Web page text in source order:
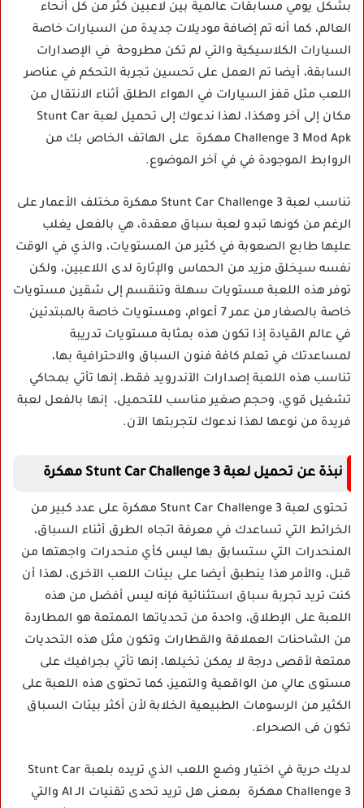
بشكل يومي مسابقات عالمية بين لاعبين كثر من كل أنحاء
العالم، كما أنه تم إضافة موديلات جديدة من السيارات خاصة
السيارات الكلاسيكية والتي لم تكن مطروحة في الإصدارات
السابقة، أيضا تم العمل على تحسين تجربة التحكم في عناصر
اللعب مثل قفز السيارات في الهواء الطلق أثناء الانتقال من
مكان إلى آخر وهكذا، لهذا ندعوك إلى تحميل لعبة Stunt Car
Challenge 3 Mod Apk مهكرة على الهاتف الخاص بك من
الروابط الموجودة في في آخر الموضوع.
تناسب لعبة Stunt Car Challenge 3 مهكرة مختلف الأعمار على
الرغم من كونها تبدو لعبة سباق معقدة، هي بالفعل يغلب
عليها طابع الصعوبة في كثير من المستويات، والذي في الوقت
نفسه سيخلق مزيد من الحماس والإثارة لدى اللاعبين، ولكن
توفر هذه اللعبة مستويات سهلة وتنقسم إلى شقين مستويات
خاصة بالصغار من عمر 7 أعوام، ومستويات خاصة بالمبتدئين
في عالم القيادة إذا تكون هذه بمثابة مستويات تدريبة
لمساعدتك في تعلم كافة فنون السباق والاحترافية بها،
تناسب هذه اللعبة إصدارات الآندرويد فقط، إنها تأتي بمحاكي
تشغيل قوي، وحجم صغير مناسب للتحميل، إنها بالفعل لعبة
فريدة من نوعها لهذا ندعوك لتجربتها الآن.
نبذة عن تحميل لعبة Stunt Car Challenge 3 مهكرة
تحتوى لعبة Stunt Car Challenge 3 مهكرة على عدد كبير من
الخرائط التي تساعدك في معرفة اتجاه الطرق أثناء السباق،
المنحدرات التي ستسابق بها ليس كأي منحدرات واجهتها من
قبل، والأمر هذا ينطبق أيضا على بيئات اللعب الآخرى، لهذا أن
كنت تريد تجربة سباق استثنائية فإنه ليس أفضل من هذه
اللعبة على الإطلاق، واحدة من تحدياتها الممتعة هو المطاردة
من الشاحنات العملاقة والقطارات وتكون مثل هذه التحديات
ممتعة لأقصى درجة لا يمكن تخيلها، إنها تأتي بجرافيك على
مستوى عالي من الواقعية والتميز، كما تحتوى هذه اللعبة على
الكثير من الرسومات الطبيعية الخلابة لأن أكثر بيئات السباق
تكون فى الصحراء.
لديك حرية في اختيار وضع اللعب الذي تريده بلعبة Stunt Car
Challenge 3 مهكرة بمعنى هل تريد تحدى تقنيات الـ AI والتي